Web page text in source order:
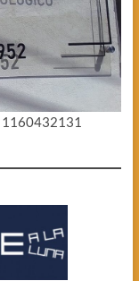
1160432131